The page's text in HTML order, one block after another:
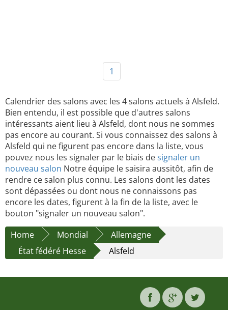
1
Calendrier des salons avec les 4 salons actuels à Alsfeld.
Bien entendu, il est possible que d'autres salons
intéressants aient lieu à Alsfeld, dont nous ne sommes
pas encore au courant. Si vous connaissez des salons à
Alsfeld qui ne figurent pas encore dans la liste, vous
pouvez nous les signaler par le biais designaler un
nouveau salon Notre équipe le saisira aussitôt, afin de
rendre ce salon plus connu. Les salons dont les dates
sont dépassées ou dont nous ne connaissons pas
encore les dates, figurent à la fin de la liste, avec le
bouton "signaler un nouveau salon".
Home
Mondial
Allemagne
État fédéré Hesse
Alsfeld